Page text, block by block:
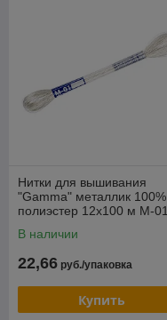
Нитки для вышивания
"Gamma" металлик 100%
полиэстер 12x100 м М-01
В наличии
22,66 руб./упаковка
Купить